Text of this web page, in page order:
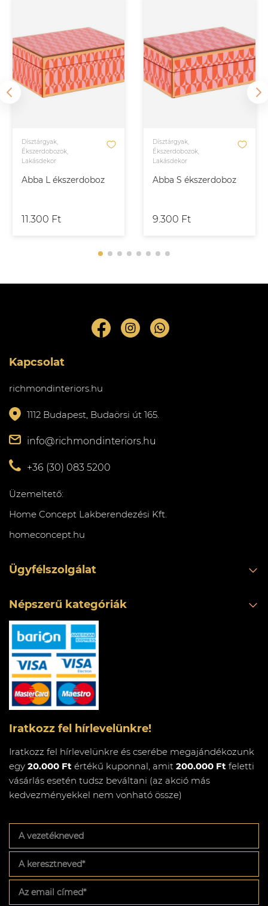
Abba L ékszerdoboz
Dísztárgyak,
Ékszerdobozok,
Lakásdekor
11.300 Ft
Abba S ékszerdoboz
Dísztárgyak,
Ékszerdobozok,
Lakásdekor
9.300 Ft
Kapcsolat
richmondinteriors.hu
1112 Budapest, Budaörsi út 165.
info@richmondinteriors.hu
+36 (30) 083 5200
Üzemeltető:
Home Concept Lakberendezési Kft.
homeconcept.hu
Ügyfélszolgálat
Népszerű kategóriák
Iratkozz fel hírlevelünkre!
Iratkozz fel hírlevelünkre és cserébe megajándékozunk
egy 20.000 Ft értékű kuponnal, amit 200.000 Ft feletti
vásárlás esetén tudsz beváltani (az akció más
kedvezményekkel nem vonható össze)
vezetékneved
keresztneved*
email